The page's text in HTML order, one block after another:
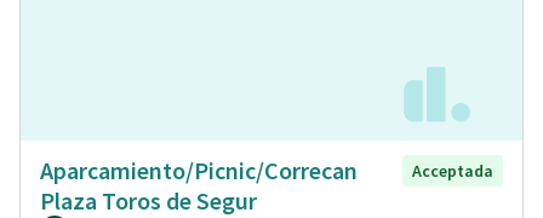
Aparcamiento/Picnic/Correcan
Plaza Toros de Segur
Acceptada